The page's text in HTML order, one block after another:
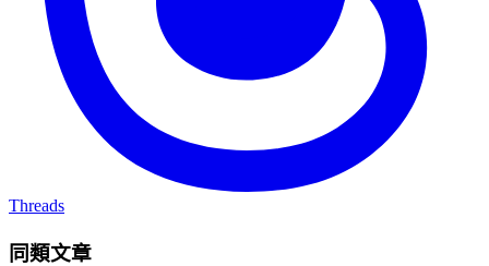
Threads
同類文章